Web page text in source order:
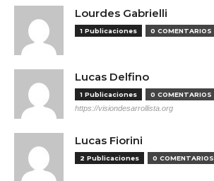
Lourdes Gabrielli
1 Publicaciones 0 COMENTARIOS
Lucas Delfino
1 Publicaciones 0 COMENTARIOS
https://visiondesarrollista.org
Lucas Fiorini
2 Publicaciones 0 COMENTARIOS